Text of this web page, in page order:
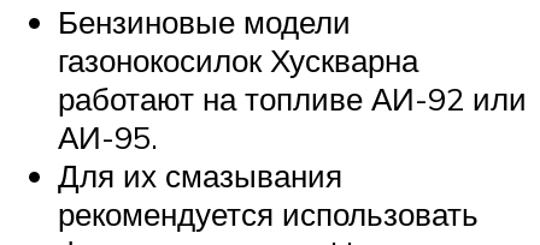
Бензиновые модели
газонокосилок Хускварна
работают на топливе АИ-92 или
АИ-95.
Для их смазывания
рекомендуется использовать